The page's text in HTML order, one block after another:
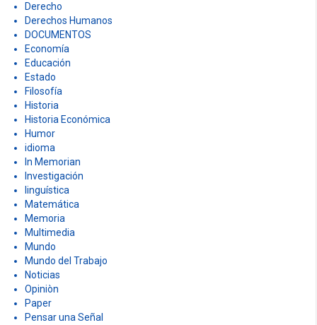
Derecho
Derechos Humanos
DOCUMENTOS
Economía
Educación
Estado
Filosofía
Historia
Historia Económica
Humor
idioma
In Memorian
Investigación
linguística
Matemática
Memoria
Multimedia
Mundo
Mundo del Trabajo
Noticias
Opiniòn
Paper
Pensar una Señal